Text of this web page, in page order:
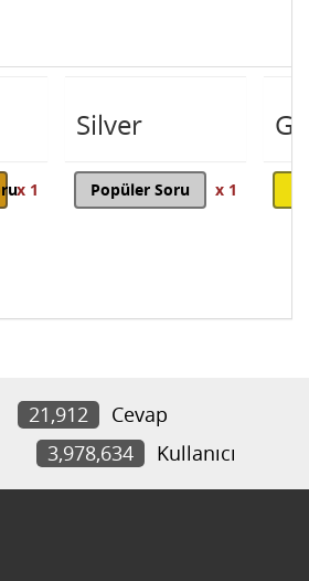
x 1
Silver
Popüler Soru x 1
21,912
Cevap
3,978,634 Kullanıcı